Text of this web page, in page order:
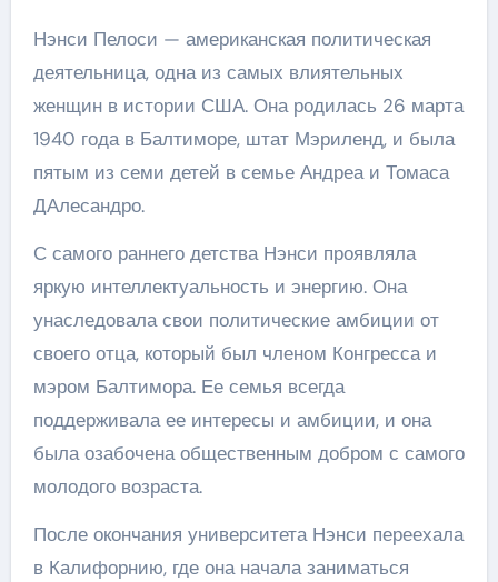
Нэнси Пелоси — американская политическая
деятельница, одна из самых влиятельных
женщин в истории США. Она родилась 26 марта
1940 года в Балтиморе, штат Мэриленд, и была
пятым из семи детей в семье Андреа и Томаса
ДАлесандро.
С самого раннего детства Нэнси проявляла
яркую интеллектуальность и энергию. Она
унаследовала свои политические амбиции от
своего отца, который был членом Конгресса и
мэром Балтимора. Ее семья всегда
поддерживала ее интересы и амбиции, и она
была озабочена общественным добром с самого
молодого возраста.
После окончания университета Нэнси переехала
в Калифорнию, где она начала заниматься